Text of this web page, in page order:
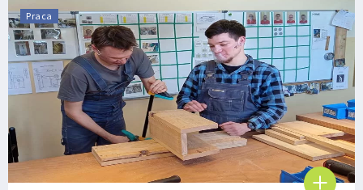
Praca